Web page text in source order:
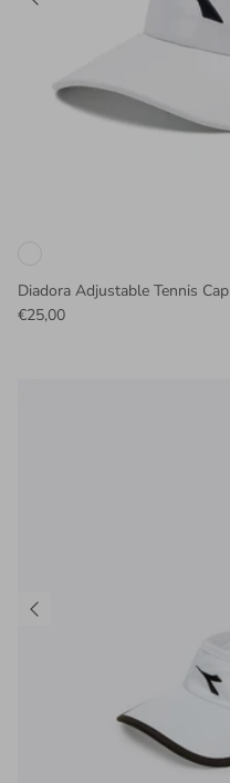
Diadora Adjustable Tennis Cap
€25,00